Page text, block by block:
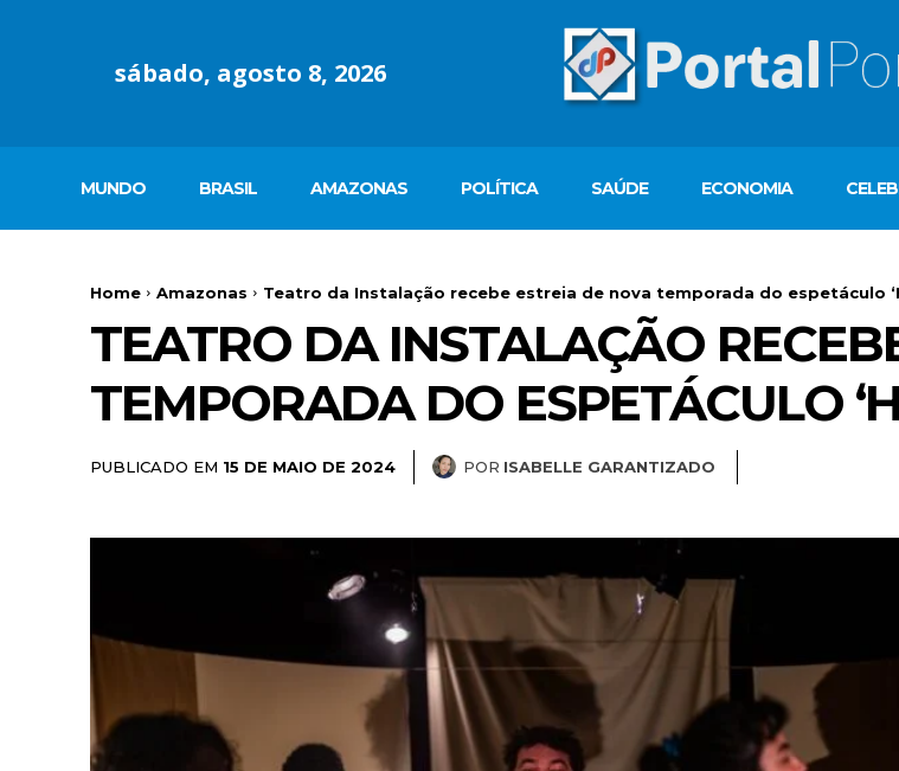
sábado, agosto 8, 2026
MUNDO BRASIL AMAZONAS POLÍTICA SAÚDE ECONOMIA
Home Amazonas Teatro da Instalação recebe estreia de nova temporada do espetáculo
TEATRO DA INSTALAÇÃO
TEMPORADA DO ESPETÁCULO
PUBLICADO EM 15 DE MAIO DE 2024 POR ISABELLE GARANTIZADO